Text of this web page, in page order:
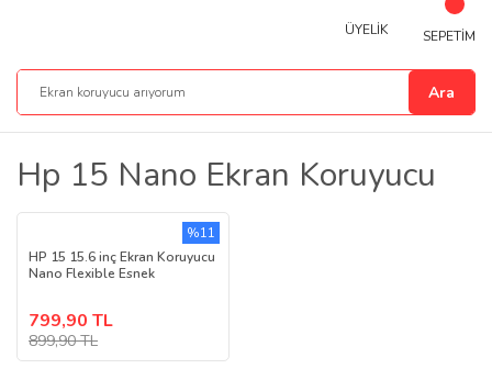
Ara
ÜYELİK SEPETİM
Hp 15 Nano Ekran Koruyucu
HP 15 15.6 inç Ekran Koruyucu
Nano Flexible Esnek
799,90 TL
899,90 TL
%11